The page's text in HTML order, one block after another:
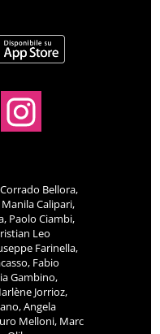
Bellora,
Calipari,
Paolo Ciambi,
Leo
Farinella,
Fabio
Gambino,
Jorrioz,
Angela
Melloni, Marc